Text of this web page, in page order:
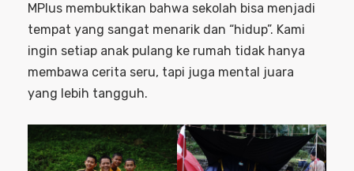
MPlus membuktikan bahwa sekolah bisa menjadi
tempat yang sangat menarik dan “hidup”. Kami
ingin setiap anak pulang ke rumah tidak hanya
membawa cerita seru, tapi juga mental juara
yang lebih tangguh.